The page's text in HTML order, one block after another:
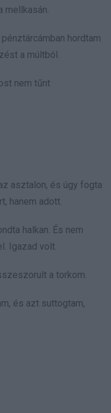
mellkasán.
hordtam
a múltból.
nem tűnt
asztalon, és úgy fogta
hanem adott.
halkan. És nem
Igazad volt.
a torkom.
és azt suttogtam,